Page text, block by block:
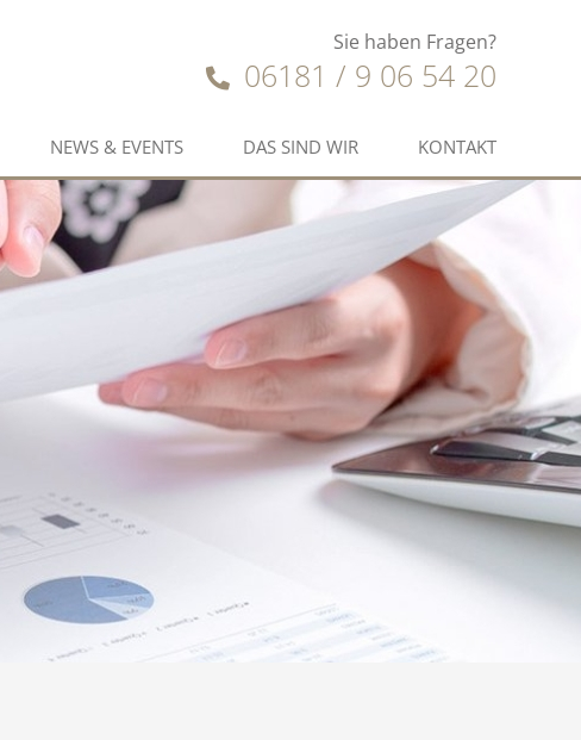
Sie haben Fragen?
06181 / 9 06 54 20
NEWS & EVENTS DAS SIND WIR KONTAKT